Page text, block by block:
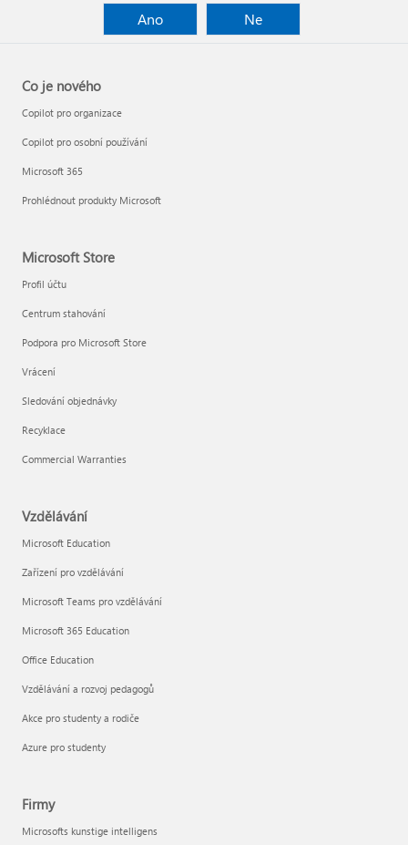
Ano
Ne
Co je nového
Copilot pro organizace
Copilot pro osobní používání
Microsoft 365
Prohlédnout produkty Microsoft
Microsoft Store
Profil účtu
Centrum stahování
Podpora pro Microsoft Store
Vrácení
Sledování objednávky
Recyklace
Commercial Warranties
Vzdělávání
Microsoft Education
Zařízení pro vzdělávání
Microsoft Teams pro vzdělávání
Microsoft 365 Education
Office Education
Vzdělávání a rozvoj pedagogů
Akce pro studenty a rodiče
Azure pro studenty
Firmy
Microsofts kunstige intelligens